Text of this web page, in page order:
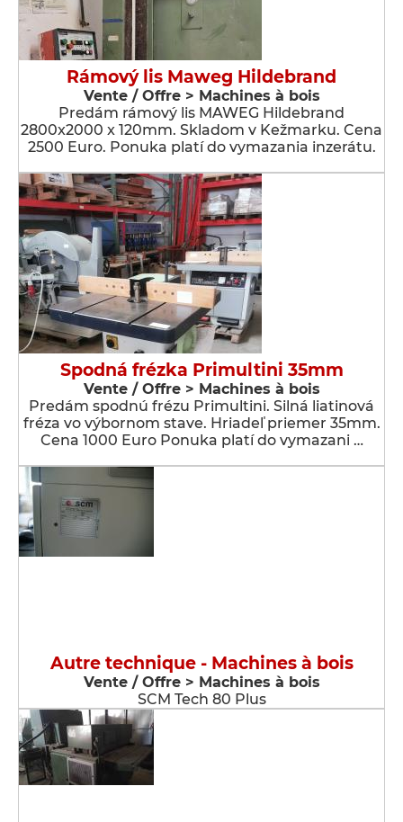
Rámový lis Maweg Hildebrand
Vente / Offre > Machines à bois
Predám rámový lis MAWEG Hildebrand
2800x2000 x 120mm. Skladom v Kežmarku. Cena
2500 Euro. Ponuka platí do vymazania inzerátu.
Spodná frézka Primultini 35mm
Vente / Offre > Machines à bois
Predám spodnú frézu Primultini. Silná liatinová
fréza vo výbornom stave. Hriadeľ priemer 35mm.
Cena 1000 Euro Ponuka platí do vymazani …
Autre technique - Machines à bois
Vente / Offre > Machines à bois
SCM Tech 80 Plus